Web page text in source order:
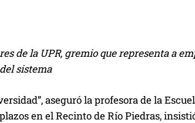
de la UPR, gremio que representa a
sistema
aseguró la profesora de la
en el Recinto de Río Piedras,